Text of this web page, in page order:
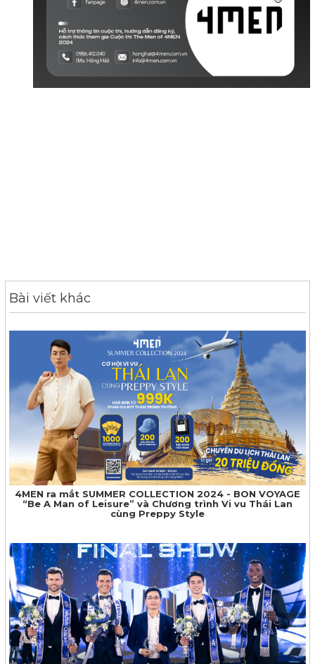
Bài viết khác
4MEN ra mắt SUMMER COLLECTION 2024 - BON VOYAGE
“Be A Man of Leisure” và Chương trình Vi vu Thái Lan
cùng Preppy Style